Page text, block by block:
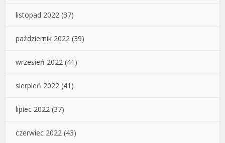
listopad 2022 (37)
październik 2022 (39)
wrzesień 2022 (41)
sierpień 2022 (41)
lipiec 2022 (37)
czerwiec 2022 (43)